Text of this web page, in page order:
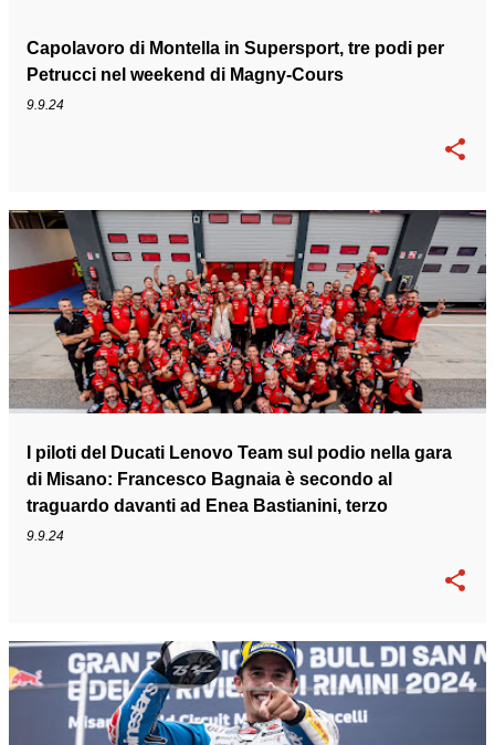
Capolavoro di Montella in Supersport, tre podi per
Petrucci nel weekend di Magny-Cours
9.9.24
I piloti del Ducati Lenovo Team sul podio nella gara
di Misano: Francesco Bagnaia è secondo al
traguardo davanti ad Enea Bastianini, terzo
9.9.24